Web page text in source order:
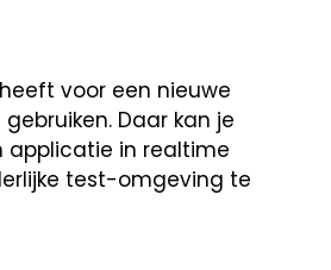
voor een nieuwe
Daar kan je
applicatie in realtime
test-omgeving te